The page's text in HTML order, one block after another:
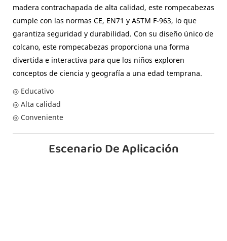
madera contrachapada de alta calidad, este rompecabezas
cumple con las normas CE, EN71 y ASTM F-963, lo que
garantiza seguridad y durabilidad. Con su diseño único de
colcano, este rompecabezas proporciona una forma
divertida e interactiva para que los niños exploren
conceptos de ciencia y geografía a una edad temprana.
◎ Educativo
◎ Alta calidad
◎ Conveniente
Escenario De Aplicación